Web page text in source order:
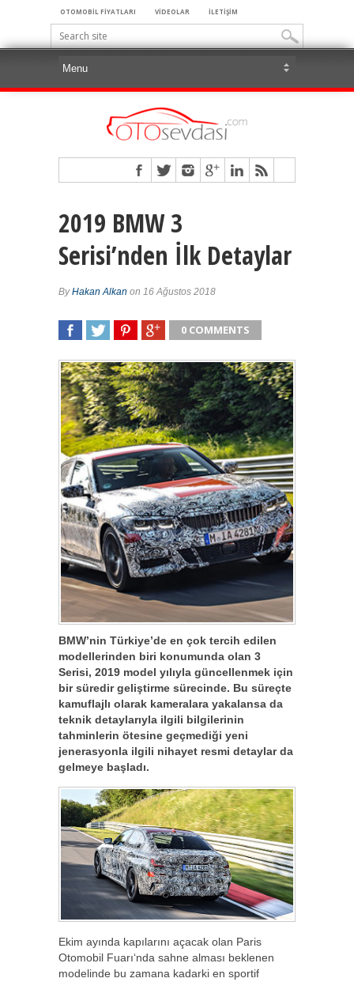
OTOMOBİL FİYATLARI VİDEOLAR İLETİŞİM
2019 BMW 3
Serisi’nden İlk Detaylar
ByHakan Alkan on 16 Ağustos 2018
0 COMMENTS
BMW’nin Türkiye’de en çok tercih edilen
modellerinden biri konumunda olan 3
Serisi, 2019 model yılıyla güncellenmek için
bir süredir geliştirme sürecinde. Bu süreçte
kamuflajlı olarak kameralara yakalansa da
teknik detaylarıyla ilgili bilgilerinin
tahminlerin ötesine geçmediği yeni
jenerasyonla ilgili nihayet resmi detaylar da
gelmeye başladı.
Ekim ayında kapılarını açacak olan Paris
Otomobil Fuarı‘nda sahne alması beklenen
modelinde bu zamana kadarki en sportif